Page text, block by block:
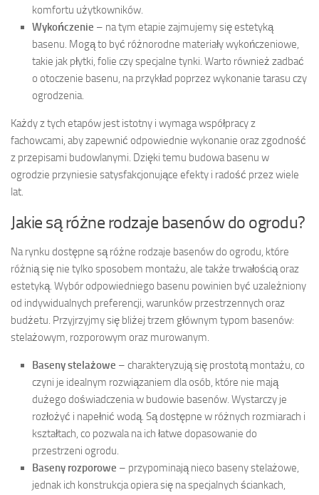
komfortu użytkowników.
Wykończenie – na tym etapie zajmujemy się estetyką
basenu. Mogą to być różnorodne materiały wykończeniowe,
takie jak płytki, folie czy specjalne tynki. Warto również zadbać
o otoczenie basenu, na przykład poprzez wykonanie tarasu czy
ogrodzenia.
Każdy z tych etapów jest istotny i wymaga współpracy z
fachowcami, aby zapewnić odpowiednie wykonanie oraz zgodność
z przepisami budowlanymi. Dzięki temu budowa basenu w
ogrodzie przyniesie satysfakcjonujące efekty i radość przez wiele
lat.
Jakie są różne rodzaje basenów do ogrodu?
Na rynku dostępne są różne rodzaje basenów do ogrodu, które
różnią się nie tylko sposobem montażu, ale także trwałością oraz
estetyką. Wybór odpowiedniego basenu powinien być uzależniony
od indywidualnych preferencji, warunków przestrzennych oraz
budżetu. Przyjrzyjmy się bliżej trzem głównym typom basenów:
stelażowym, rozporowym oraz murowanym.
Baseny stelażowe – charakteryzują się prostotą montażu, co
czyni je idealnym rozwiązaniem dla osób, które nie mają
dużego doświadczenia w budowie basenów. Wystarczy je
rozłożyć i napełnić wodą. Są dostępne w różnych rozmiarach i
kształtach, co pozwala na ich łatwe dopasowanie do
przestrzeni ogrodu.
Baseny rozporowe – przypominają nieco baseny stelażowe,
jednak ich konstrukcja opiera się na specjalnych ściankach,